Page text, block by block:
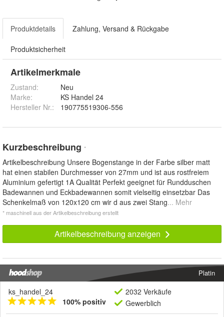
Produktdetails Zahlung, Versand & Rückgabe
Produktsicherheit
Artikelmerkmale
Zustand:
Neu
Marke:
KS Handel 24
Hersteller Nr.:
190775519306-556
Kurzbeschreibung *
Artikelbeschreibung Unsere Bogenstange in der Farbe silber matt
hat einen stabilen Durchmesser von 27mm und ist aus rostfreiem
Aluminium gefertigt 1A Qualität Perfekt geeignet für Rundduschen
Badewannen und Eckbadewannen somit vielseitig einsetzbar Das
Schenkelmaß von 120x120 cm wir d aus zwei Stang... Mehr
* maschinell aus der Artikelbeschreibung erstellt
Artikelbeschreibung anzeigen
Platin
ks_handel_24
100% positiv
2032 Verkäufe
Gewerblich